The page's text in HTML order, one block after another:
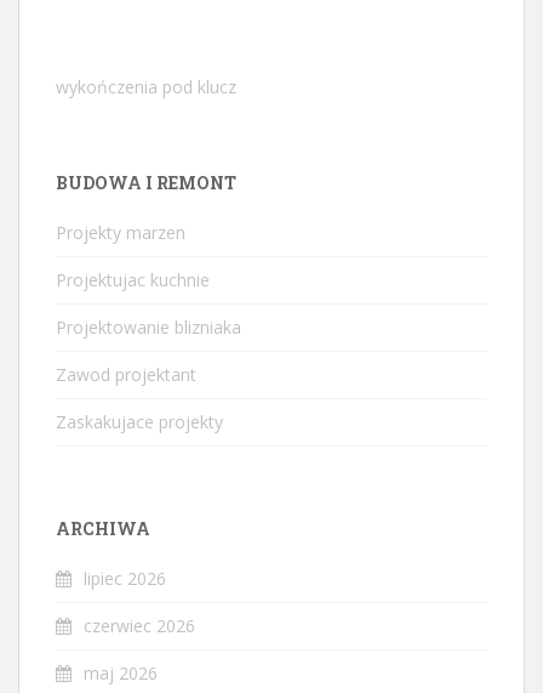
wykończenia pod klucz
BUDOWA I REMONT
Projekty marzen
Projektujac kuchnie
Projektowanie blizniaka
Zawod projektant
Zaskakujace projekty
ARCHIWA
lipiec 2026
czerwiec 2026
maj 2026